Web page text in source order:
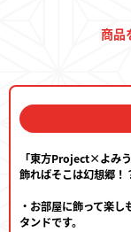
商品
「東方Project×よみ
飾ればそこは幻想郷！
・お部屋に飾って楽
タンドです。